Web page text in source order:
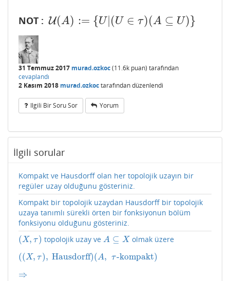
NOT : U(A) := {U|(U ∈ τ)(A ⊆ U)}
U(A):= U| U ∈τ )(A⊆U )}
31 Temmuz 2017 murad.ozkoc(11.6k puan) tarafından
cevaplandı
2 Kasım 2018 murad.ozkoctarafındandüzenlendi
Ilgili Bir Soru Sor Yorum
İlgili sorular
Kompakt ve Hausdorff olan her topolojik uzayın bir
regüler uzay olduğunu gösteriniz.
Kompakt bir topolojik uzaydan Hausdorff bir topolojik
uzaya tanımlı sürekli örten bir fonksiyonun bölüm
fonksiyonu olduğunu gösteriniz.
(X, τ)
(X,τ) topolojik uzay ve A ⊆ X
A⊆X olmak üzere
((X, τ), Hausdorff)(A, τ-kompakt)
((Xτ ,Hausdorff)(A, τ-kompakt)
⇒
⇒